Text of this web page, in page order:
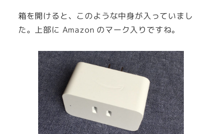
箱を開けると、このような中身が入っていまし
た。上部に Amazon のマーク入りですね。